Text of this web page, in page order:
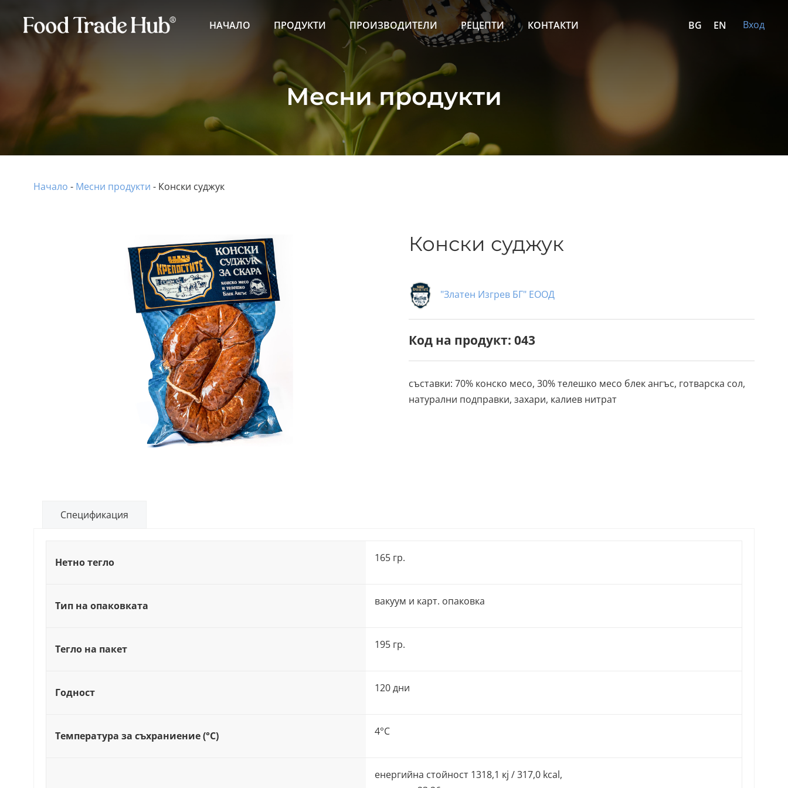
BG EN
НАЧАЛО ПРОДУКТИ ПРОИЗВОДИТЕЛИ РЕЦЕПТИ КОНТАКТИ Вход
Месни продукти
Начало - Месни продукти - Конски суджук
Конски суджук
"Златен Изгрев БГ" ЕООД
Код на продукт: 043
съставки: 70% конско месо, 30% телешко месо блек ангъс, готварска сол,
натурални подправки, захари, калиев нитрат
Спецификация
Нетно тегло 165 гр.
Тип на опаковката вакуум и карт. опаковка
Тегло на пакет 195 гр.
Годност 120 дни
Температура за съхраниение (°C) 4°C
енергийна стойност 1318,1 кj / 317,0 kcal,